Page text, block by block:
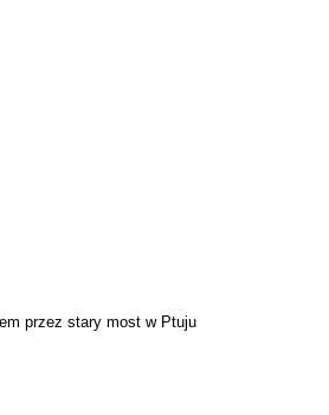
przez stary most w Ptuju